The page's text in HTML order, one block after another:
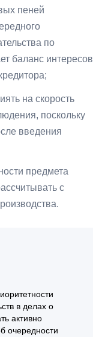
пеней
по
баланс интересов
на скорость
поскольку
введения
предмета
с
в делах о
активно
очередности